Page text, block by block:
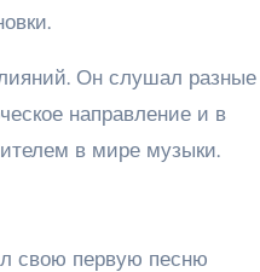
Он слушал разные
направление и в
в мире музыки.
свою первую песню